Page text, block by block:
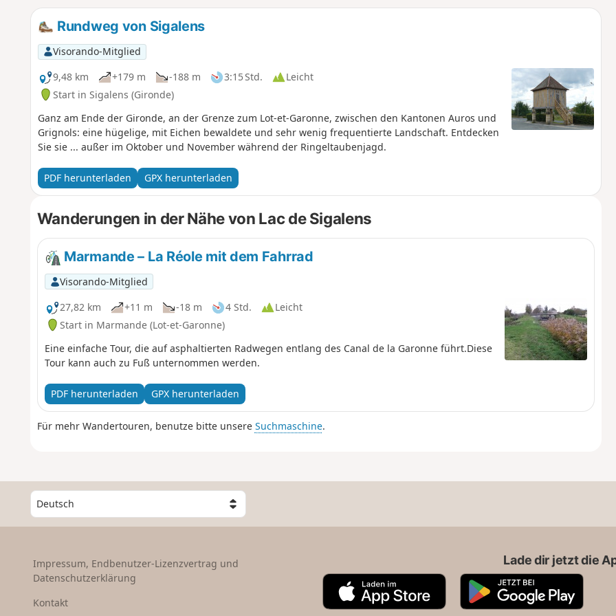
Rundweg von Sigalens
Visorando-Mitglied
9,48 km
+179 m -188 m 3:15 Std.
Leicht
Start in Sigalens (Gironde)
Ganz am Ende der Gironde, an der Grenze zum Lot-et-Garonne, zwischen den Kantonen Auros und
Grignols: eine hügelige, mit Eichen bewaldete und sehr wenig frequentierte Landschaft. Entdecken
Sie sie ... außer im Oktober und November während der Ringeltaubenjagd.
PDF herunterladen GPX herunterladen
Wanderungen in der Nähe von Lac de Sigalens
Marmande – La Réole mit dem Fahrrad
Visorando-Mitglied
27,82 km
+11 m -18 m 4 Std.
Leicht
Start in Marmande (Lot-et-Garonne)
Eine einfache Tour, die auf asphaltierten Radwegen entlang des Canal de la Garonne führt.Diese
Tour kann auch zu Fuß unternommen werden.
PDF herunterladen GPX herunterladen
Für mehr Wandertouren, benutze bitte unsere Suchmaschine.
W
ä
h
e
n
Impressum, Endbenutzer-Lizenzvertrag und
Datenschutzerklärung
Kontakt
Lade dir jetzt die
A
p
G
o